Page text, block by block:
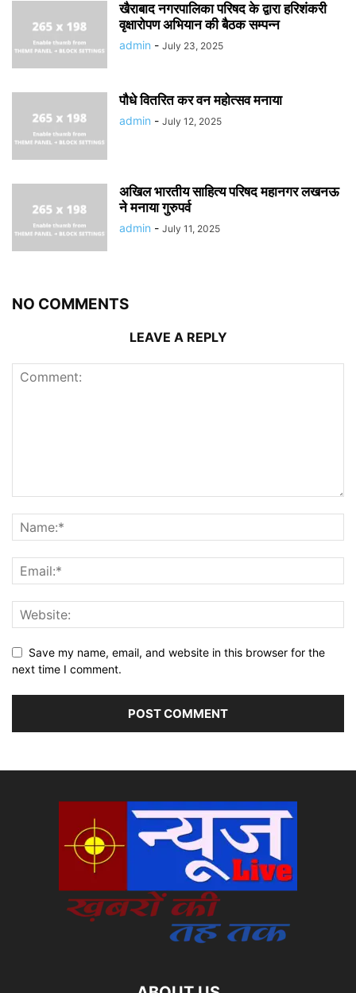
खैराबाद नगरपालिका परिषद के द्वारा हरिशंकरी
वृक्षारोपण अभियान की बैठक सम्पन्न
admin - July 23, 2025
पौधे वितरित कर वन महोत्सव मनाया
admin - July 12, 2025
अखिल भारतीय साहित्य परिषद महानगर लखनऊ
ने मनाया गुरुपर्व
admin - July 11, 2025
NO COMMENTS
LEAVE A REPLY
Save my name, email, and website in this browser for the
next time I comment.